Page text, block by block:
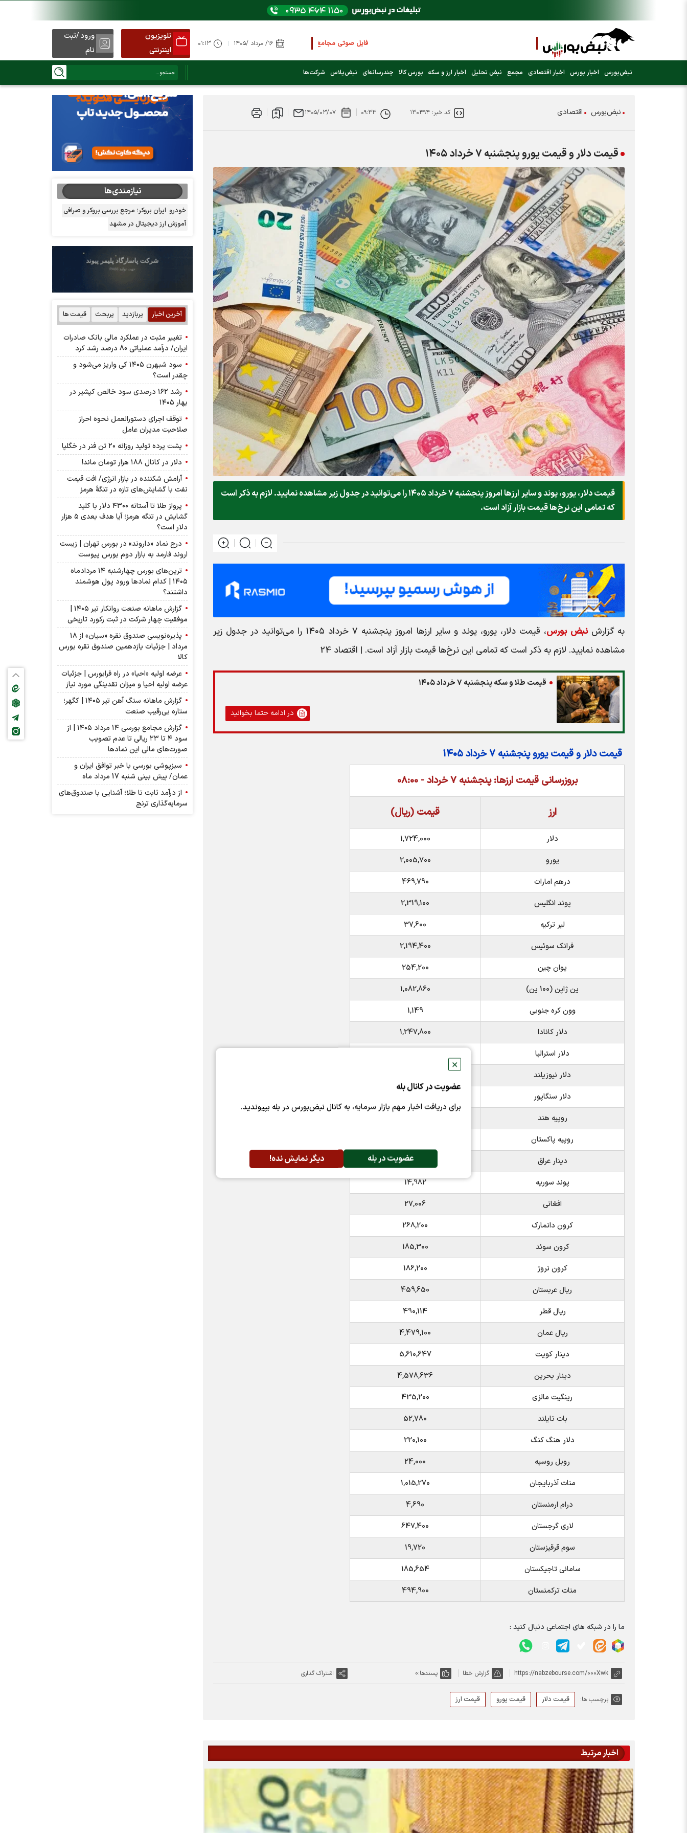
فایل صوتی مجامع و کنفرانس ها را از اینجا گوش کنید
عرضه اولیه بعدی کدام نماد است؟ (کلیک کنید)
تلویزیون
اینترنتی
ورود /ثبت
نام
نبض‌بورس اخبار بورس اخبار اقتصادی مجمع نبض تحلیل اخبار ارز و سکه بورس کالا چندرسانه‌ای نبض‌پلاس شرکت‌ها
✕
عضویت در کانال بله
برای دریافت اخبار مهم بازار سرمایه، به کانال نبض‌بورس در بله بپیوندید.
عضویت در بله دیگر نمایش نده!
نبض‌بورس اقتصادی کد خبر: ۱۳۰۴۹۴ ۰۹:۳۳ ۱۴۰۵/۰۳/۰۷
قیمت دلار و قیمت یورو پنجشنبه ۷ خرداد ۱۴۰۵
قیمت دلار، یورو، پوند و سایر ارز‌ها امروز پنجشنبه ۷ خرداد ۱۴۰۵ را می‌توانید در جدول زیر مشاهده نمایید. لازم به ذکر است
که تمامی این نرخ‌ها قیمت بازار آزاد است.
به گزارشنبض بورس
، قیمت دلار، یورو، پوند و سایر ارز‌ها امروز پنجشنبه ۷ خرداد ۱۴۰۵ را می‌توانید در جدول زیر
مشاهده نمایید. لازم به ذکر است که تمامی این نرخ‌ها قیمت بازار آزاد است. | اقتصاد 24
قیمت طلا و سکه پنجشنبه ۷ خرداد ۱۴۰۵
در ادامه حتما بخوانید
قیمت دلار و قیمت یورو پنجشنبه ۷ خرداد ۱۴۰۵
بروزرسانی قیمت ارزها: پنجشنبه 7 خرداد - 08:00
ارز قیمت (ریال)
دلار
1,724,000
یورو
2,005,700
درهم امارات
469,790
پوند انگلیس
2,319,100
لیر ترکیه
37,600
فرانک سوئیس
2,194,400
یوان چین
254,200
ین ژاپن (100 ین)
1,082,860
وون کره جنوبی
1,149
دلار کانادا
1,247,800
دلار استرالیا
دلار نیوزیلند
دلار سنگاپور
روپیه هند
روپیه پاکستان
دینار عراق
1,343
پوند سوریه
14,982
افغانی
27,006
کرون دانمارک
268,200
کرون سوئد
185,300
کرون نروژ
186,200
ریال عربستان
459,650
ریال قطر
490,114
ریال عمان
4,479,100
دینار کویت
5,610,647
دینار بحرین
4,578,636
رینگیت مالزی
435,200
بات تایلند
52,780
دلار هنگ کنگ
220,100
روبل روسیه
24,000
منات آذربایجان
1,015,270
درام ارمنستان
4,690
لاری گرجستان
647,400
سوم قرقیزستان
19,720
سامانی تاجیکستان
185,654
منات ترکمنستان
494,900
ما را در شبکه های اجتماعی دنبال کنید :
https://nabzebourse.com/000Xwk گزارش خطا پسندها:0 اشتراک گذاری
برچسب ها: قیمت دلار قیمت یورو قیمت ارز
اخبار مرتبط
نیازمندی‌ها
خودرو ایران بروکر؛ مرجع بررسی بروکر و صرافی
آموزش ارز دیجیتال در مشهد
آخرین اخبار پربازدید پربحث قیمت ها
تغییر مثبت در عملکرد مالی بانک صادرات
ایران/ درآمد عملیاتی 80 درصد رشد کرد
سود شبهرن ۱۴۰۵ کی واریز می‌شود و
چقدر است؟
رشد ۱۶۲ درصدی سود خالص کپشیر در
بهار ۱۴۰۵
توقف اجرای دستورالعمل نحوه احراز
صلاحیت مدیران عامل
پشت پرده تولید روزانه ۲۰ تن فنر در خگلپا
دلار در کانال ۱۸۸ هزار تومان ماند!
آرامش شکننده در بازار انرژی/ افت قیمت
نفت با گشایش‌های تازه در تنگۀ هرمز
پرواز طلا تا آستانه ۴۳۰۰ دلار با کلید
گشایش در تنگه هرمز؛ آیا هدف بعدی ۵ هزار
دلار است؟
درج نماد «داروند» در بورس تهران | زیست
اروند فارمد به بازار دوم بورس پیوست
ترین‌های بورس چهارشنبه ۱۴ مردادماه
۱۴۰۵ | کدام نماد‌ها ورود پول هوشمند
داشتند؟
گزارش ماهانه صنعت روانکار تیر ۱۴۰۵ |
موفقیت چهار شرکت در ثبت رکورد تاریخی
پذیره‌نویسی صندوق نقره «سیان» از ۱۸
مرداد | جزئیات یازدهمین صندوق نقره بورس
کالا
عرضه اولیه «احیا» در راه فرابورس | جزئیات
عرضه اولیه احیا و میزان نقدینگی مورد نیاز
گزارش ماهانه سنگ آهن تیر ۱۴۰۵ | کگهر؛
ستاره بی‌رقیب صنعت
گزارش مجامع بورسی ۱۴ مرداد ۱۴۰۵ | از
سود ۴ تا ۲۳ ریالی تا عدم تصویب
صورت‌های مالی این نماد‌ها
سبزپوشی بورسی با خبر توافق ایران و
عمان/ پیش بینی شنبه 17 مرداد ماه
از درآمد ثابت تا طلا؛ آشنایی با صندوق‌های
سرمایه‌گذاری ترنج